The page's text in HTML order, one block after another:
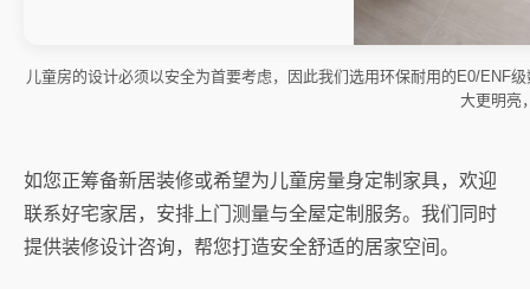
儿童房的设计必须以安全为首要考虑，因此我们选用环保耐用的E0/ENF
大更明亮
如您正筹备新居装修或希望为儿童房量身定制家具，欢迎
联系好宅家居，安排上门测量与全屋定制服务。我们同时
提供装修设计咨询，帮您打造安全舒适的居家空间。